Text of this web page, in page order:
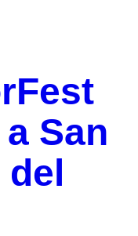
San
del